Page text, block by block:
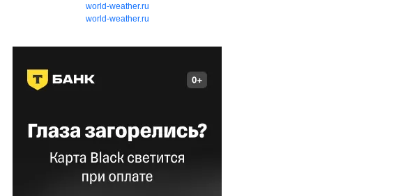
world-weather.ru
world-weather.ru